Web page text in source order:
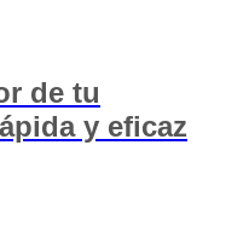
de tu
y eficaz